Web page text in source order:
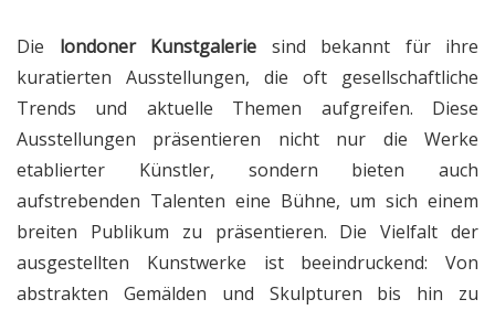
Die londoner Kunstgalerie sind bekannt für ihre
kuratierten Ausstellungen, die oft gesellschaftliche
Trends und aktuelle Themen aufgreifen. Diese
Ausstellungen präsentieren nicht nur die Werke
etablierter Künstler, sondern bieten auch
aufstrebenden Talenten eine Bühne, um sich einem
breiten Publikum zu präsentieren. Die Vielfalt der
ausgestellten Kunstwerke ist beeindruckend: Von
abstrakten Gemälden und Skulpturen bis hin zu